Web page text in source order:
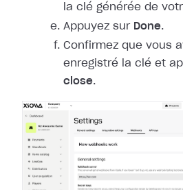
la clé générée de
Appuyez sur Done.
Confirmez que vous
enregistré la clé et
close.